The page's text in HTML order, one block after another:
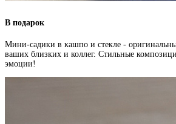
В подарок
Мини-садики в кашпо и стекле -
ваших близких и коллег. Стильные
эмоции!